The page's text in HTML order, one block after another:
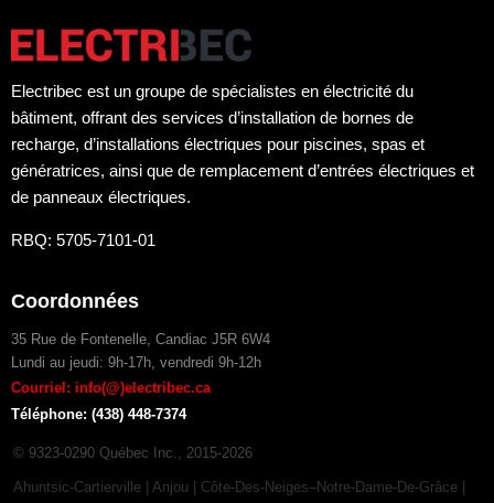
Electribec est un groupe de spécialistes en électricité du
bâtiment, offrant des services d’installation de bornes de
recharge, d’installations électriques pour piscines, spas et
génératrices, ainsi que de remplacement d’entrées électriques et
de panneaux électriques.
RBQ: 5705-7101-01
Coordonnées
35 Rue de Fontenelle, Candiac J5R 6W4
Lundi au jeudi: 9h-17h, vendredi 9h-12h
Courriel: info(@)electribec.ca
Téléphone: (438) 448-7374
© 9323-0290 Québec Inc., 2015-2026
Ahuntsic-Cartierville Anjou Côte-Des-Neiges–Notre-Dame-De-Grâce